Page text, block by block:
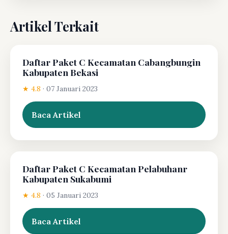
Artikel Terkait
Daftar Paket C Kecamatan Cabangbungin
Kabupaten Bekasi
★ 4.8 · 07 Januari 2023
Baca Artikel
Daftar Paket C Kecamatan Pelabuhanr
Kabupaten Sukabumi
★ 4.8 · 05 Januari 2023
Baca Artikel